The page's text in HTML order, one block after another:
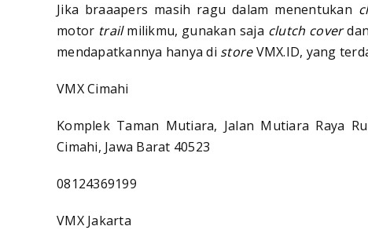
Jika braaapers masih ragu dalam menentukan
motor trailmilikmu, gunakan saja clutch coverdan
mendapatkannya hanya di storeVMX.ID, yang
VMX Cimahi
Komplek Taman Mutiara, Jalan Mutiara Raya
Cimahi, Jawa Barat 40523
08124369199
VMX Jakarta